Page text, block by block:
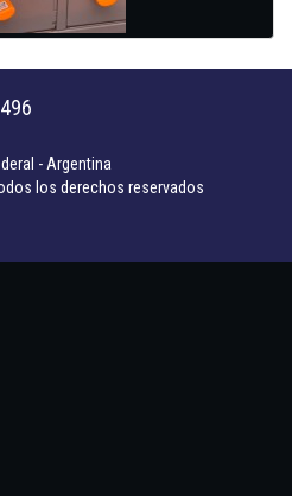
- Argentina
los derechos reservados